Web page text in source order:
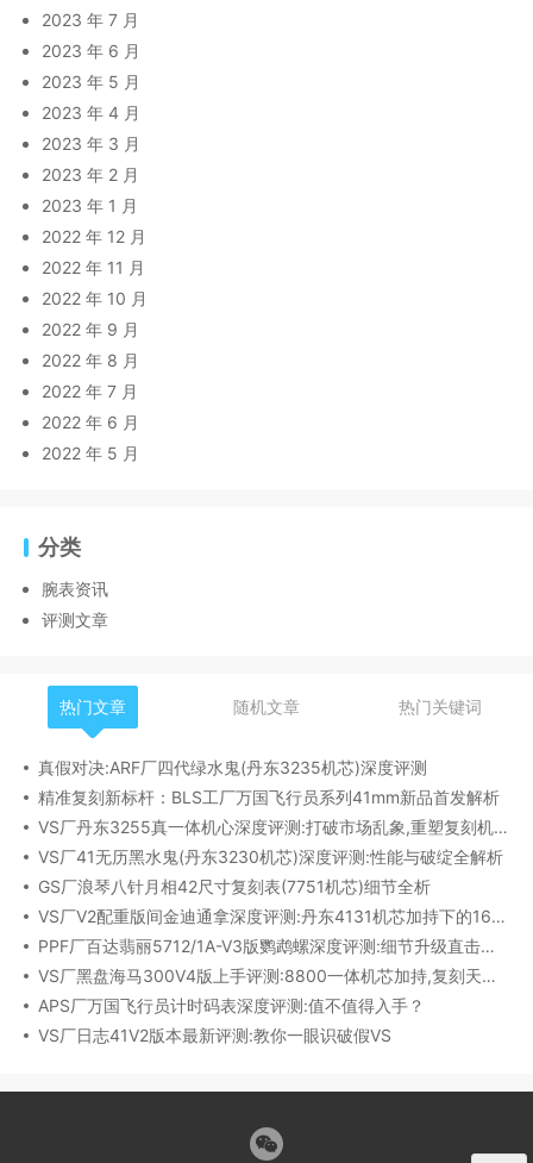
2023 年 7 月
2023 年 6 月
2023 年 5 月
2023 年 4 月
2023 年 3 月
2023 年 2 月
2023 年 1 月
2022 年 12 月
2022 年 11 月
2022 年 10 月
2022 年 9 月
2022 年 8 月
2022 年 7 月
2022 年 6 月
2022 年 5 月
分类
腕表资讯
评测文章
热门文章 随机文章 热门关键词
真假对决:ARF厂四代绿水鬼(丹东3235机芯)深度评测
精准复刻新标杆：BLS工厂万国飞行员系列41mm新品首发解析
VS厂丹东3255真一体机心深度评测:打破市场乱象,重塑复刻机芯新标杆​
VS厂41无历黑水鬼(丹东3230机芯)深度评测:性能与破绽全解析
GS厂浪琴八针月相42尺寸复刻表(7751机芯)细节全析
VS厂V2配重版间金迪通拿深度评测:丹东4131机芯加持下的165克精密之作​
PPF厂百达翡丽5712/1A-V3版鹦鹉螺深度评测:细节升级直击正品
VS厂黑盘海马300V4版上手评测:8800一体机芯加持,复刻天花板实至名归?
APS厂万国飞行员计时码表深度评测:值不值得入手？
VS厂日志41V2版本最新评测:教你一眼识破假VS